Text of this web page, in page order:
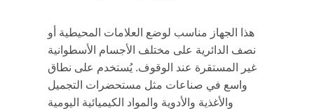
هذا الجهاز مناسب لوضع العلامات المحيطية أو
نصف الدائرية على مختلف الأجسام الأسطوانية
غير المستقرة عند الوقوف. يُستخدم على نطاق
واسع في صناعات مثل مستحضرات التجميل
والأغذية والأدوية والمواد الكيميائية اليومية